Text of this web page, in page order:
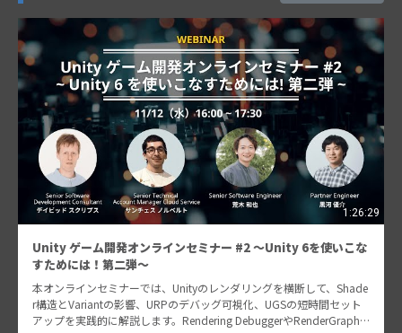
1:26:29
Unity ゲーム開発オンラインセミナー #2 ～Unity 6を使いこな
すためには！第二弾～
本オンラインセミナーでは、Unityのレンダリングを横断して、Shade
r構造とVariantの影響、URPのデバッグ可視化、UGSの短時間セット
アップを実践的に解説します。Rendering DebuggerやRenderGraph V